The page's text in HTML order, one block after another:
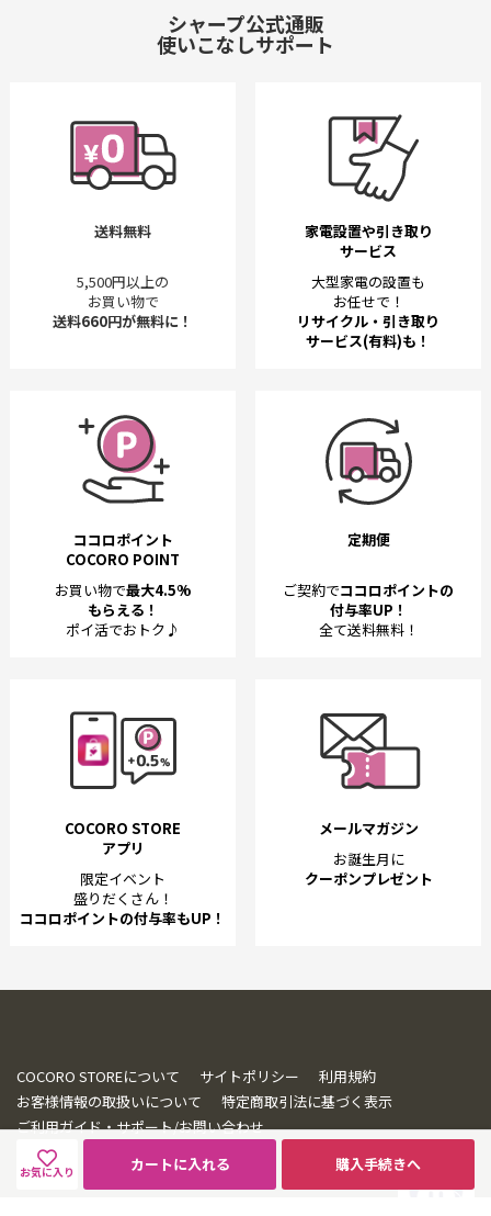
購入手続きへ
カートに入れる
お気に入り
シャープ公式通販
使いこなしサポート
送料無料
5,500円以上の
お買い物で
送料660円が無料に！
家電設置や引き取り
サービス
大型家電の設置も
お任せで！
リサイクル・引き取り
サービス(有料)も！
ココロポイント
COCORO POINT
お買い物で最大4.5%
もらえる！
ポイ活でおトク♪
定期便
ご契約でココロポイントの
付与率UP！
全て送料無料！
COCORO STORE
アプリ
限定イベント
盛りだくさん！
ココロポイントの付与率もUP！
メールマガジン
お誕生月に
クーポンプレゼント
COCORO STOREについて サイトポリシー
利用規約
お客様情報の取扱いについて
特定商取引法に基づく表示
ご利用ガイド・サポート/お問い合わせ